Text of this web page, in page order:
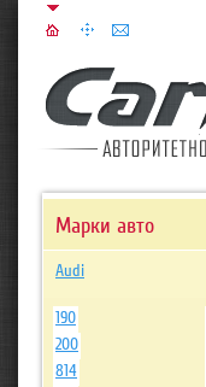
Марки авто
Audi
190
200
814